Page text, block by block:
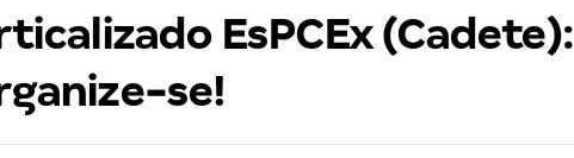
EsPCEx (Cadete):
se!